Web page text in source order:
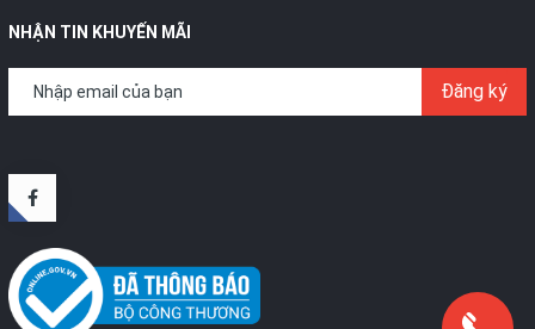
NHẬN TIN KHUYẾN MÃI
Đăng ký